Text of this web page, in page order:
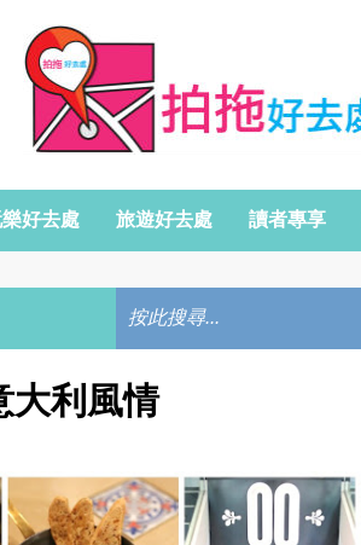
好去處 旅遊好去處 讀者專享
大利風情